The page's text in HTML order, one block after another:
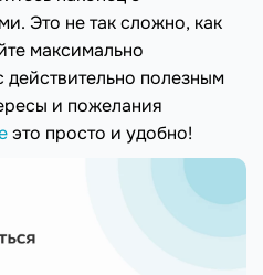
Это не так сложно, как
максимально
полезным
и пожелания
это просто и удобно!